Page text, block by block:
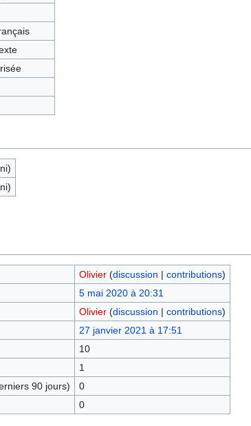
Olivier (discussion | contributions)
5 mai 2020 à 20:31
Olivier (discussion | contributions)
27 janvier 2021 à 17:51
10
1
90 jours)
0
0